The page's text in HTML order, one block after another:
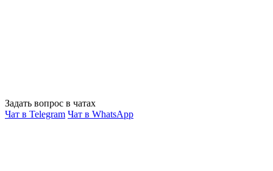
Задать вопрос в чатах
Чат в Telegram Чат в WhatsApp